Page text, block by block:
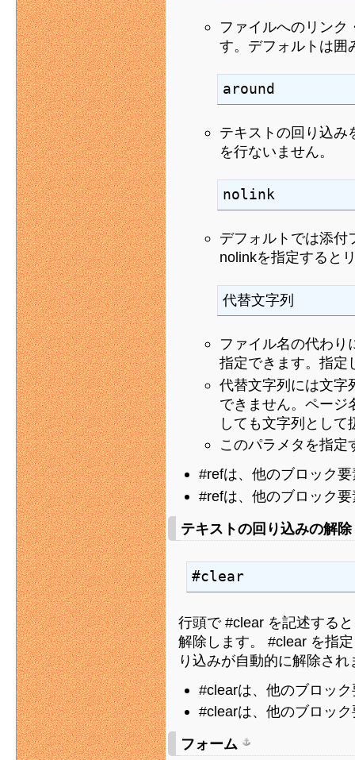
ファイルへのリンク
す。デフォルトは囲
around
テキストの回り込み
を行ないません。
nolink
デフォルトでは添付
nolinkを指定すると
代替文字列
ファイル名の代わり
指定できます。指定
代替文字列には文字
できません。ページ
しても文字列として
このパラメタを指定
#refは、他のブロック
#refは、他のブロック
テキストの回り込みの解
#clear
行頭で #clear を記述する
解除します。 #clear を指
り込みが自動的に解除され
#clearは、他のブロッ
#clearは、他のブロッ
フォーム